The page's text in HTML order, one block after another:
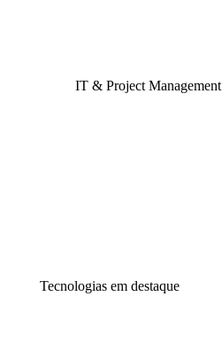
IT & Project Management
Tecnologias em destaque